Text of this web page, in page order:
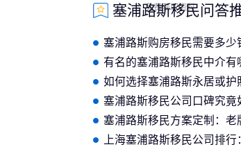
免费获取资料
塞浦路斯移民问答
塞浦路斯购房移民需要多少
费用清单汇总
有名的塞浦路斯移民中介有
如何选择塞浦路斯永居或护
适用人群对照表
塞浦路斯移民公司口碑究竟
听听真实声音再做决策
塞浦路斯移民方案定制：老
公司如何助力开启新征程？
上海塞浦路斯移民公司排行